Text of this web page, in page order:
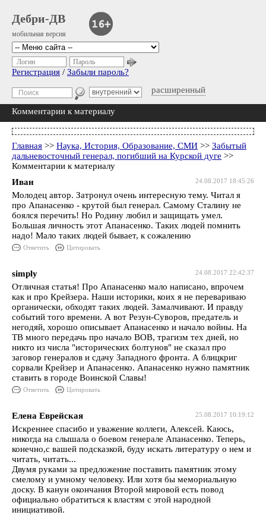
Дебри-ДВ
мобильная версия
расширенный
Логин Пароль
Регистрация / Забыли пароль?
Комментарии к материалу
Главная >> Наука, История, Образование, СМИ >> Забытый
дальневосточный генерал, погибший на Курской дуге >>
Комментарии к материалу
24.08.2017 18:45:26
Иван
Молодец автор. Затронул очень интересную тему. Читал я
про Апанасенко - крутой был генерал. Самому Сталину не
боялся перечить! Но Родину любил и защищать умел.
Большая личность этот Апанасенко. Таких людей помнить
надо! Мало таких людей бывает, к сожалению
Ответить Цитировать
24.08.2017 22:42:37
simply
Отличная статья! Про Апанасенко мало написано, впрочем
как и про Крейзера. Наши историки, коих я не перевариваю
органически, обходят таких людей. Замалчивают. И правду
событий того времени. А вот Резун-Суворов, предатель и
негодяй, хорошо описывает Апанасенко и начало войны. На
ТВ много передачь про начало ВОВ, трагизм тех дней, но
никто из числа "исторических болтунов" не сказал про
заговор генералов и сдачу Западного фронта. А блицкриг
сорвали Крейзер и Апанасенко. Апанасенко нужно памятник
ставить в городе Воинской Славы!
Ответить Цитировать
25.08.2017 10:19:12
Елена Еврейская
Искреннее спасибо и уважение коллеги, Алексей. Каюсь,
никогда на слышала о боевом генерале Апанасенко. Теперь,
конечно,с вашей подсказкой, буду искать литературу о нем и
читать, читать...
Двумя руками за предложение поставить памятник этому
смелому и умному человеку. Или хотя бы мемориальную
доску. В канун окончания Второй мировой есть повод
официально обратиться к властям с этой народной
инициативой.